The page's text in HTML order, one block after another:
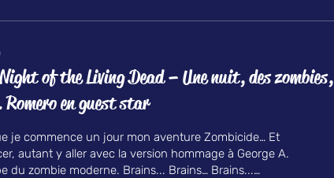
of the Living Dead – Une nuit, des zombies,
Romero en guest star
je commence un jour mon aventure Zombicide… Et
autant y aller avec la version hommage à George A.
du zombie moderne. Brains... Brains… Brains...